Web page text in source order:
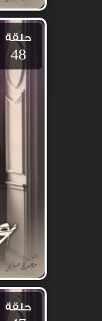
حلقة
48
حلقة